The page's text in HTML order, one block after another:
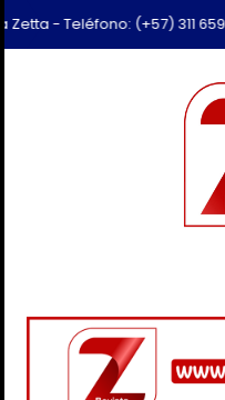
(+57) 311 659 6374 -